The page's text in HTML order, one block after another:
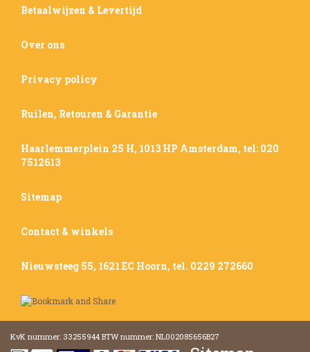
Betaalwijzen & Levertijd
Over ons
Privacy policy
Ruilen, Retouren & Garantie
Haarlemmerplein 25 H, 1013 HP Amsterdam, tel: 020
7512613
Sitemap
Contact & winkels
Nieuwsteeg 55, 1621 EC Hoorn, tel. 0229 272660
KvK nummer: 33255944 BTW nummer: NL002085656B27